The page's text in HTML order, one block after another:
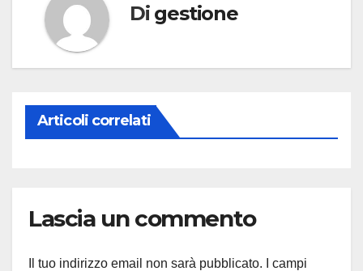
Di gestione
Articoli correlati
Lascia un commento
Il tuo indirizzo email non sarà pubblicato.
I campi